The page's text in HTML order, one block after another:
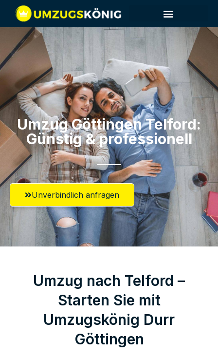
Umzug Göttingen​ Telford:
Günstig & professionell​
Unverbindlich anfragen
Umzug nach Telford –
Starten Sie mit
Umzugskönig Durr
Göttingen